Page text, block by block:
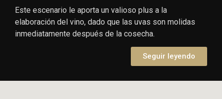
Este escenario le aporta un valioso plus a la
elaboración del vino, dado que las uvas son molidas
inmediatamente después de la cosecha.
Seguir leyendo